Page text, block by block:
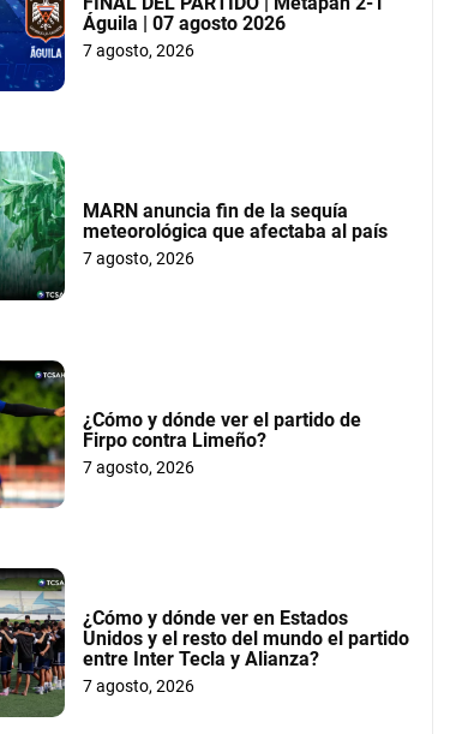
Águila | 07 agosto 2026
7 agosto, 2026
MARN anuncia fin de la sequía
meteorológica que afectaba al país
7 agosto, 2026
¿Cómo y dónde ver el partido de
Firpo contra Limeño?
7 agosto, 2026
¿Cómo y dónde ver en Estados
Unidos y el resto del mundo el partido
entre Inter Tecla y Alianza?
7 agosto, 2026